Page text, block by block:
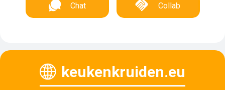
Chat Collab
keukenkruiden.eu